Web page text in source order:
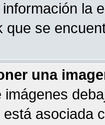
la
que se
una
imágenes
asociada